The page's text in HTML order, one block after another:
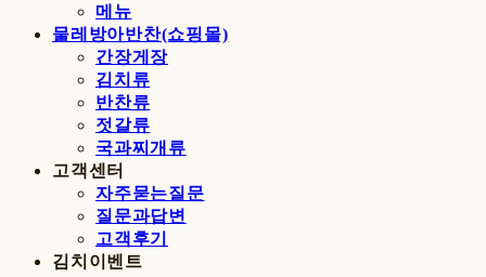
메뉴
물레방아반찬(쇼핑몰)
간장게장
김치류
반찬류
젓갈류
국과찌개류
고객센터
자주묻는질문
질문과답변
고객후기
김치이벤트